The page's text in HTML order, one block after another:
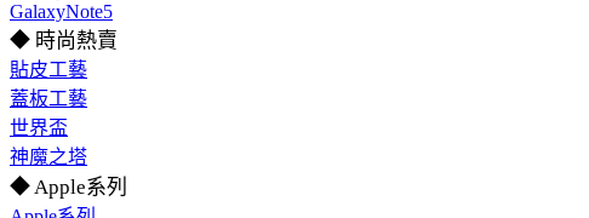
GalaxyNote5
◆ 時尚熱賣
貼皮工藝
蓋板工藝
世界盃
神魔之塔
◆ Apple系列